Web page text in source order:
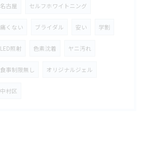
名古屋 セルフホワイトニング
痛くない ブライダル 安い 学割
LED照射 色素沈着 ヤニ汚れ
食事制限無し オリジナルジェル
中村区